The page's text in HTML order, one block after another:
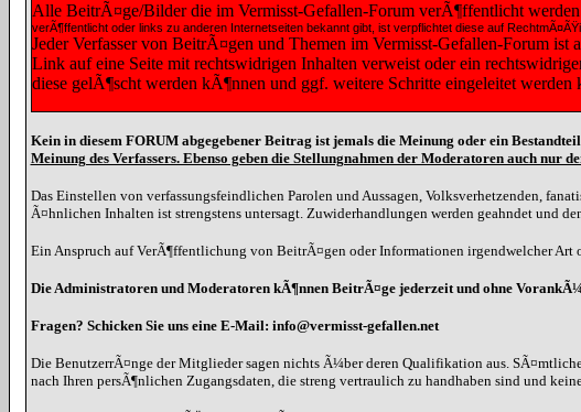
Alle BeitrÃ¤ge/Bilder die im Vermisst-Gefallen-Forum verÃ¶ffentlicht
verÃ¶ffentlicht oder links zu anderen Internetseiten bekannt gibt, ist verpflichtet diese auf
Jeder Verfasser von BeitrÃ¤gen und Themen im Vermisst-Gefallen-Forum
Link auf eine Seite mit rechtswidrigen Inhalten verweist oder ein
diese gelÃ¶scht werden kÃ¶nnen und ggf. weitere Schritte eingeleitet werden
Kein in diesem FORUM abgegebener Beitrag ist jemals die Meinung oder ein Bestandteil
Meinung des Verfassers. Ebenso geben die Stellungnahmen der Moderatoren auch nur
Das Einstellen von verfassungsfeindlichen Parolen und Aussagen, Volksverhetzenden,
Ã¤hnlichen Inhalten ist strengstens untersagt. Zuwiderhandlungen werden geahndet und
Ein Anspruch auf VerÃ¶ffentlichung von BeitrÃ¤gen oder Informationen irgendwelcher Art
Die Administratoren und Moderatoren kÃ¶nnen BeitrÃ¤ge jederzeit und ohne
Fragen? Schicken Sie uns eine E-Mail: info@vermisst-gefallen.net
Die BenutzerrÃ¤nge der Mitglieder sagen nichts Ã¼ber deren Qualifikation aus.
nach Ihren persÃ¶nlichen Zugangsdaten, die streng vertraulich zu handhaben sind und